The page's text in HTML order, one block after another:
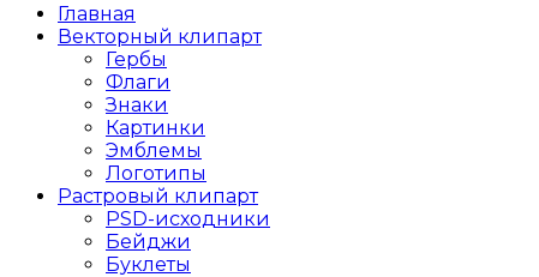
Главная
Векторный клипарт
Гербы
Флаги
Знаки
Картинки
Эмблемы
Логотипы
Растровый клипарт
PSD-исходники
Бейджи
Буклеты